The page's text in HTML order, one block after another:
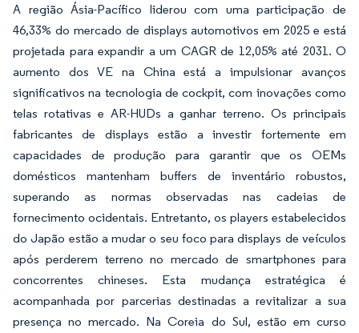
A região Ásia-Pacífico liderou com uma participação de
46,33% do mercado de displays automotivos em 2025 e está
projetada para expandir a um CAGR de 12,05% até 2031. O
aumento dos VE na China está a impulsionar avanços
significativos na tecnologia de cockpit, com inovações como
telas rotativas e AR-HUDs a ganhar terreno. Os principais
fabricantes de displays estão a investir fortemente em
capacidades de produção para garantir que os OEMs
domésticos mantenham buffers de inventário robustos,
superando as normas observadas nas cadeias de
fornecimento ocidentais. Entretanto, os players estabelecidos
do Japão estão a mudar o seu foco para displays de veículos
após perderem terreno no mercado de smartphones para
concorrentes chineses. Esta mudança estratégica é
acompanhada por parcerias destinadas a revitalizar a sua
presença no mercado. Na Coreia do Sul, estão em curso